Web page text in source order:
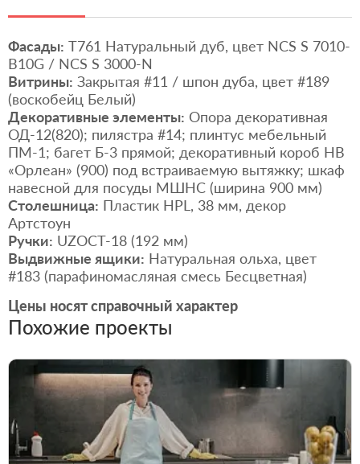
Фасады: Т761 Натуральный дуб, цвет NCS S 7010-
B10G / NCS S 3000-N
Витрины: Закрытая #11 / шпон дуба, цвет #189
(воскобейц Белый)
Декоративные элементы: Опора декоративная
ОД-12(820); пилястра #14; плинтус мебельный
ПМ-1; багет Б-3 прямой; декоративный короб HB
«Орлеан» (900) под встраиваемую вытяжку; шкаф
навесной для посуды МШНС (ширина 900 мм)
Столешница: Пластик HPL, 38 мм, декор
Артстоун
Ручки: UZOCT-18 (192 мм)
Выдвижные ящики: Натуральная ольха, цвет
#183 (парафиномасляная смесь Бесцветная)
Цены носят справочный характер
Похожие проекты